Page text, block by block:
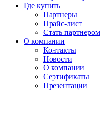
Где купить
Партнеры
Прайс-лист
Стать партнером
О компании
Контакты
Новости
О компании
Сертификаты
Презентации